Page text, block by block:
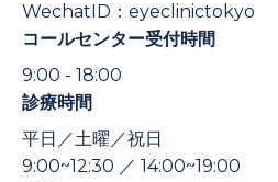
WechatID：eyeclinictokyo
コールセンター受付時間
9:00 - 18:00
診療時間
平日／土曜／祝日
9:00~12:30 ／ 14:00~19:00